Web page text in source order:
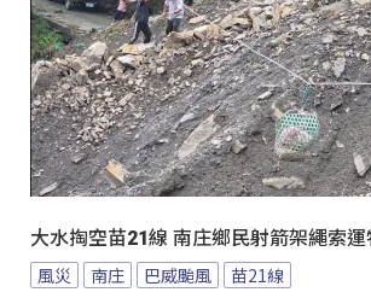
大水掏空苗21線 南庄鄉民射箭架繩索運
風災 南庄 巴威颱風 苗21線